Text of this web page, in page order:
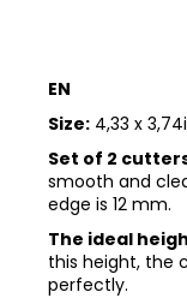
EN
Size: 4,33 x
Set of 2
smooth and
edge is 12 mm.
The ideal
this height, the
perfectly.